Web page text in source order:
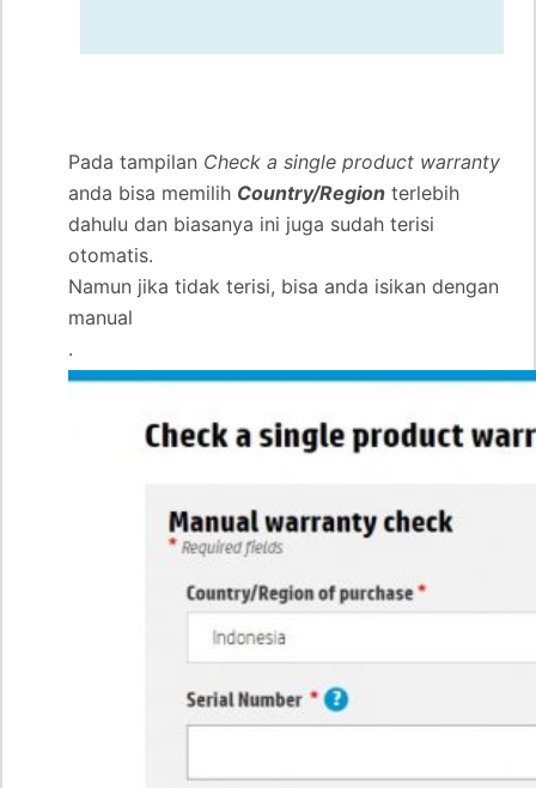
Pada tampilan Check a single product warranty
anda bisa memilih Country/Region terlebih
dahulu dan biasanya ini juga sudah terisi
otomatis.
Namun jika tidak terisi, bisa anda isikan dengan
manual
.